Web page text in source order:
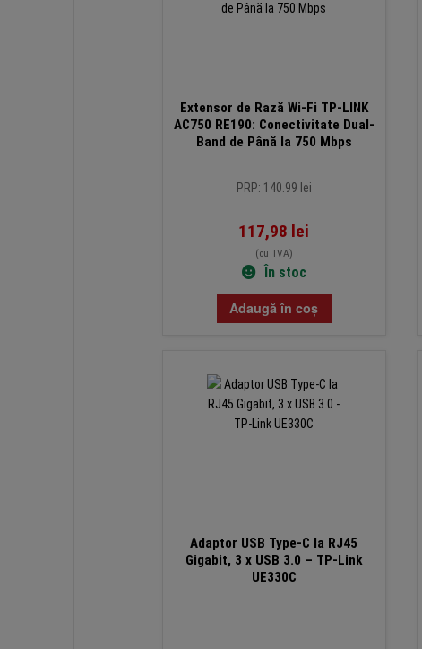
Extensor de Rază Wi-Fi TP-LINK
AC750 RE190: Conectivitate Dual-
Band de Până la 750 Mbps
PRP: 140.99 lei
117,98 lei
(cu TVA)
În stoc
Adaugă în coș
Adaptor USB Type-C la RJ45
Gigabit, 3 x USB 3.0 – TP-Link
UE330C